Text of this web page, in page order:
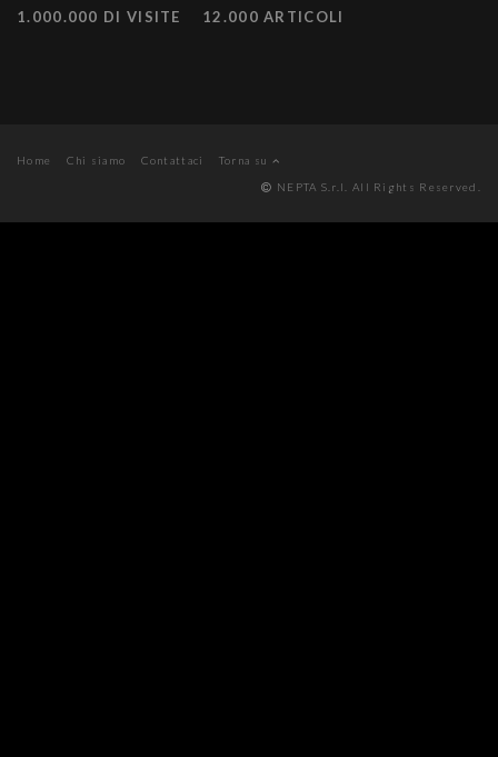
1.000.000 DI VISITE 12.000 ARTICOLI
Home Chi siamo Contattaci
Torna su
NEPTA S.r.l. All Rights Reserved.